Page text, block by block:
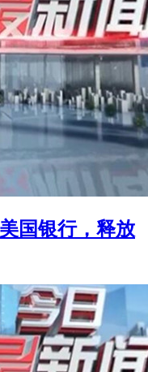
国银行，释放